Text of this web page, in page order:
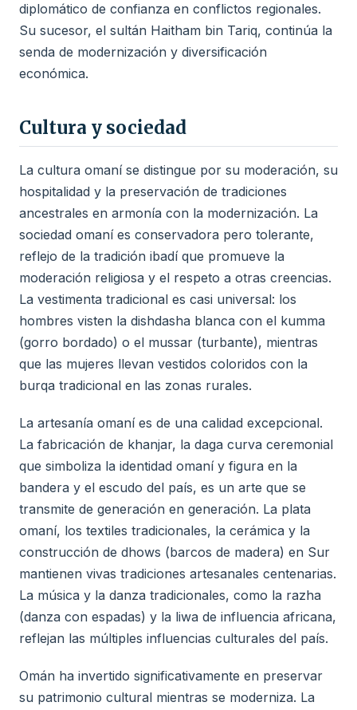
diplomático de confianza en conflictos regionales.
Su sucesor, el sultán Haitham bin Tariq, continúa la
senda de modernización y diversificación
económica.
Cultura y sociedad
La cultura omaní se distingue por su moderación, su
hospitalidad y la preservación de tradiciones
ancestrales en armonía con la modernización. La
sociedad omaní es conservadora pero tolerante,
reflejo de la tradición ibadí que promueve la
moderación religiosa y el respeto a otras creencias.
La vestimenta tradicional es casi universal: los
hombres visten la dishdasha blanca con el kumma
(gorro bordado) o el mussar (turbante), mientras
que las mujeres llevan vestidos coloridos con la
burqa tradicional en las zonas rurales.
La artesanía omaní es de una calidad excepcional.
La fabricación de khanjar, la daga curva ceremonial
que simboliza la identidad omaní y figura en la
bandera y el escudo del país, es un arte que se
transmite de generación en generación. La plata
omaní, los textiles tradicionales, la cerámica y la
construcción de dhows (barcos de madera) en Sur
mantienen vivas tradiciones artesanales centenarias.
La música y la danza tradicionales, como la razha
(danza con espadas) y la liwa de influencia africana,
reflejan las múltiples influencias culturales del país.
Omán ha invertido significativamente en preservar
su patrimonio cultural mientras se moderniza. La